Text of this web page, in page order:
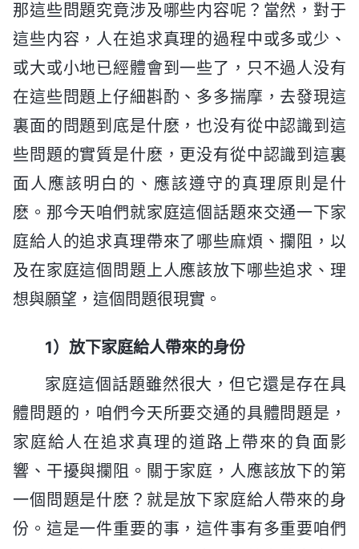
那這些問題究竟涉及哪些内容呢？當然，對于
這些内容，人在追求真理的過程中或多或少、
或大或小地已經體會到一些了，只不過人没有
在這些問題上仔細斟酌、多多揣摩，去發現這
裏面的問題到底是什麽，也没有從中認識到這
些問題的實質是什麽，更没有從中認識到這裏
面人應該明白的、應該遵守的真理原則是什
麽。那今天咱們就家庭這個話題來交通一下家
庭給人的追求真理帶來了哪些麻煩、攔阻，以
及在家庭這個問題上人應該放下哪些追求、理
想與願望，這個問題很現實。
1）放下家庭給人帶來的身份
家庭這個話題雖然很大，但它還是存在具
體問題的，咱們今天所要交通的具體問題是，
家庭給人在追求真理的道路上帶來的負面影
響、干擾與攔阻。關于家庭，人應該放下的第
一個問題是什麽？就是放下家庭給人帶來的身
份。這是一件重要的事，這件事有多重要咱們